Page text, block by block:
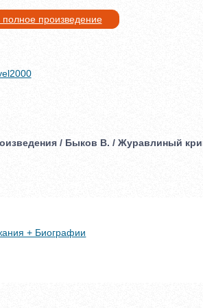
полное произведение
/ Быков В. / Журавлиный
+ Биографии